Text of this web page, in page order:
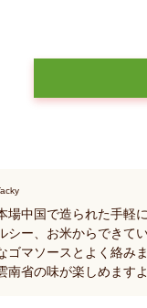
場中国で造られた手軽
シー、お米からできて
ゴマソースとよく絡み
南省の味が楽しめますよ